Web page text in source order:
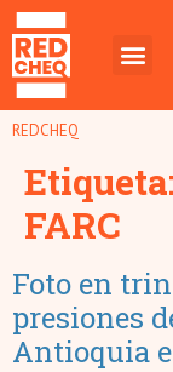
REDCHEQ
FARC
Foto en
presiones
Antioquia